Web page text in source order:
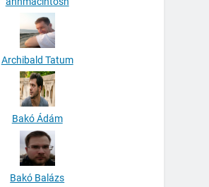
anhmacintosh
Archibald Tatum
Bakó Ádám
Bakó Balázs